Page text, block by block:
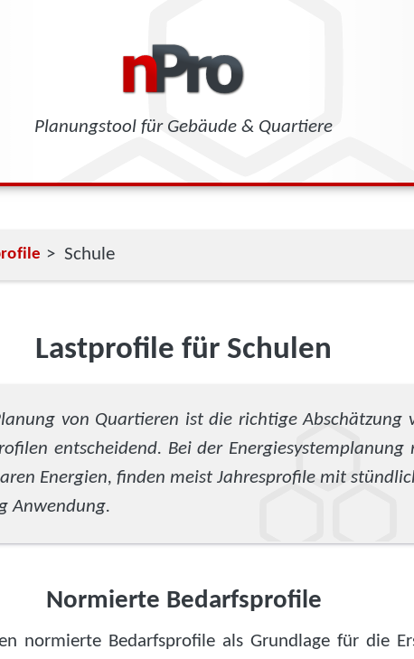
Planungstool für Gebäude & Quartiere
> Schule
Lastprofile für Schulen
von Quartieren ist die richtige Abschätzung
entscheidend. Bei der Energiesystemplanung
Energien, finden meist Jahresprofile mit
Anwendung.
Normierte Bedarfsprofile
normierte Bedarfsprofile als Grundlage für die